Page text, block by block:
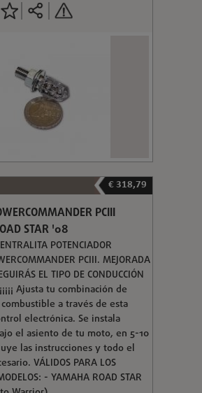
€ 318,79
PCIII
STAR '08
POTENCIADOR
PCIII. MEJORADA
EL TIPO DE CONDUCCIÓN
Ajusta tu combinación de
a través de esta
electrónica. Se instala
el asiento de tu moto, en 5-10
las instrucciones y todo el
VÁLIDOS PARA LOS
- YAMAHA ROAD STAR